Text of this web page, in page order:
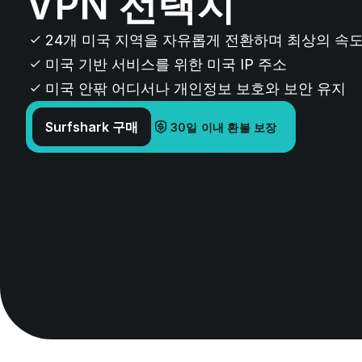
24개 미국 지역을 자유롭게 전환하며 최상의 속
미국 기반 서비스를 위한 미국 IP 주소
미국 안팎 어디서나 개인정보 보호와 보안 유지
Surfshark 구매 30일 이내 환불 보장